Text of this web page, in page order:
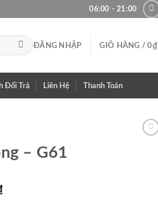
06:00 - 21:00
ĐĂNG NHẬP GIỎ HÀNG /0₫
Đổi Trả Liên Hệ Thanh Toán
– G61
Giá